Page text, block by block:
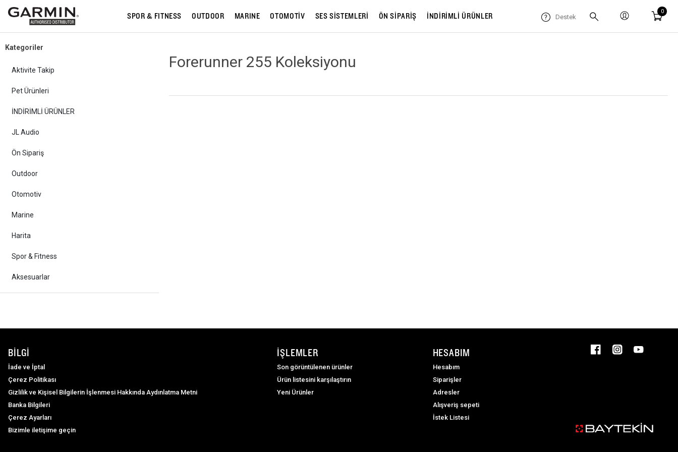
SPOR & FITNESS OUTDOOR MARINE OTOMOTİV SES SİSTEMLERİ ÖN SİPARİŞ İNDİRİMLİ ÜRÜNLER Destek
0
Kategoriler
Aktivite Takip
Pet Ürünleri
İNDİRİMLİ ÜRÜNLER
JL Audio
Ön Sipariş
Outdoor
Otomotiv
Marine
Harita
Spor & Fitness
Aksesuarlar
Forerunner 255 Koleksiyonu
BILGI
İade ve İptal
Çerez Politikası
Gizlilik ve Kişisel Bilgilerin İşlenmesi Hakkında Aydınlatma Metni
Banka Bilgileri
Çerez Ayarları
Bizimle iletişime geçin
İŞLEMLER
Son görüntülenen ürünler
Ürün listesini karşılaştırın
Yeni Ürünler
HESABIM
Hesabım
Siparişler
Adresler
Alışveriş sepeti
İstek Listesi